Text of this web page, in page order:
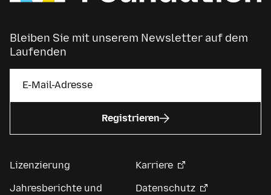
Bleiben Sie mit unserem Newsletter auf dem
Laufenden
Registrieren
Lizenzierung
Jahresberichte und
Karriere
Datenschutz